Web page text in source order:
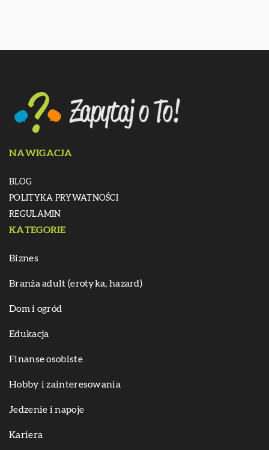
NAWIGACJA
BLOG
POLITYKA PRYWATNOŚCI
REGULAMIN
KATEGORIE
Biznes
Branża adult (erotyka, hazard)
Dom i ogród
Edukacja
Finanse osobiste
Hobby i zainteresowania
Jedzenie i napoje
Kariera